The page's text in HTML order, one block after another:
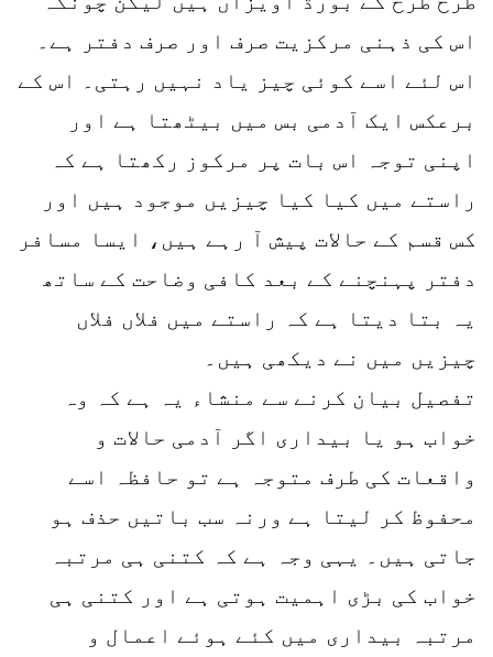
اس کی ذہنی مرکزیت صرف اور صرف دفتر ہے۔
اس لئے اسے کوئی چیز یاد نہیں رہتی۔ اس کے
برعکس ایک آدمی بس میں بیٹھتا ہے اور
اپنی توجہ اس بات پر مرکوز رکھتا ہے کہ
راستے میں کیا کیا چیزیں موجود ہیں اور
کس قسم کے حالات پیش آ رہے ہیں، ایسا مسافر
دفتر پہنچنے کے بعد کافی وضاحت کے ساتھ
یہ بتا دیتا ہے کہ راستے میں فلاں فلاں
چیزیں میں نے دیکھی ہیں۔
تفصیل بیان کرنے سے منشاء یہ ہے کہ وہ
خواب ہو یا بیداری اگر آدمی حالات و
واقعات کی طرف متوجہ ہے تو حافظہ اسے
محفوظ کر لیتا ہے ورنہ سب باتیں حذف ہو
جاتی ہیں۔ یہی وجہ ہے کہ کتنی ہی مرتبہ
خواب کی بڑی اہمیت ہوتی ہے اور کتنی ہی
مرتبہ بیداری میں کئے ہوئے اعمال و